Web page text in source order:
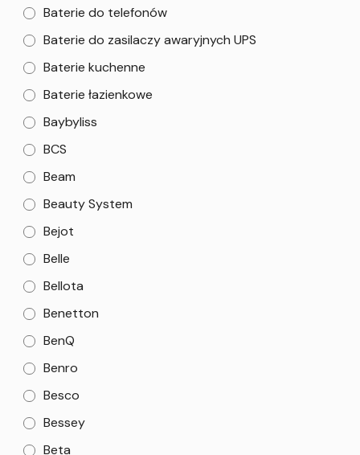
Baterie do telefonów
Baterie do zasilaczy awaryjnych UPS
Baterie kuchenne
Baterie łazienkowe
Baybyliss
BCS
Beam
Beauty System
Bejot
Belle
Bellota
Benetton
BenQ
Benro
Besco
Bessey
Beta